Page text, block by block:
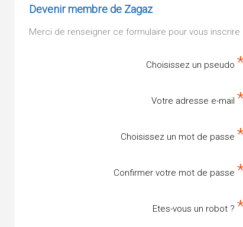
Devenir membre de Zagaz
Merci de renseigner ce formulaire pour vous
Choisissez un pseudo
Votre adresse e-mail
Choisissez un mot de passe
Confirmer votre mot de passe
Etes-vous un robot ?